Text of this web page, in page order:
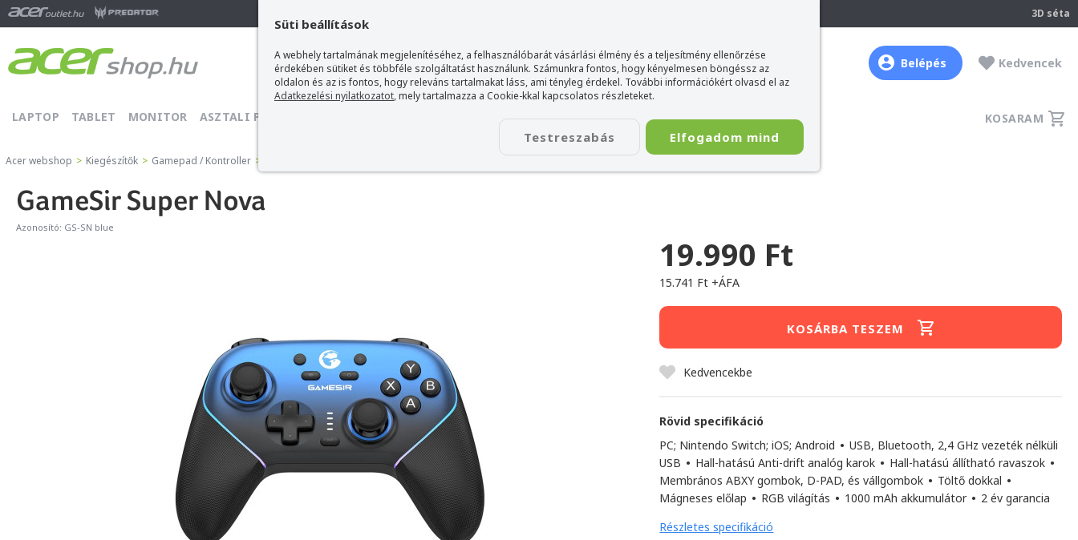
Süti beállítások
A webhely tartalmának megjelenítéséhez, a felhasználóbarát vásárlási élmény és a teljesítmény ellenőrzése
érdekében sütiket és többféle szolgáltatást használunk. Számunkra fontos, hogy kényelmesen böngéssz az
oldalon és az is fontos, hogy releváns tartalmakat láss, ami tényleg érdekel. További információkért olvasd el az
Adatkezelési nyilatkozatot, mely tartalmazza a Cookie-kkal kapcsolatos részleteket.
Testreszabás Elfogadom mind
3D séta
Belépés Kedvencek
LAPTOP TABLET MONITOR ASZTALI PC KIEGÉSZÍTŐ KAPCSOLAT KOSARAM
Acer webshop > Kiegészítők > Gamepad / Kontroller >
GameSir Super Nova
Azonosító: GS-SN blue
19.990 Ft
15.741 Ft +ÁFA
KOSÁRBA TESZEM
Kedvencekbe
Rövid specifikáció
PC; Nintendo Switch; iOS; Android • USB, Bluetooth, 2,4 GHz vezeték nélküli
USB • Hall-hatású Anti-drift analóg karok • Hall-hatású állítható ravaszok •
Membrános ABXY gombok, D-PAD, és vállgombok • Töltő dokkal •
Mágneses előlap • RGB világítás • 1000 mAh akkumulátor • 2 év garancia
Részletes specifikáció